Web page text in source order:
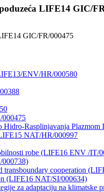
LIFE14 GIC/
GIC/FR/000475
ENV/HR/000580
000475
Rasplinjavanja
NAT/HR/000997
robe (LIFE16 ENV /IT/
cooperation
(LIFE16 NAT/SI/000634)
za adaptaciju na